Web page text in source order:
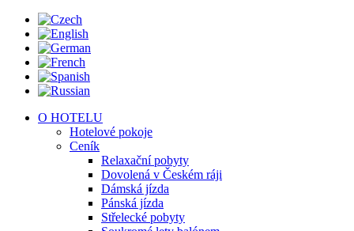
O HOTELU
Hotelové pokoje
Ceník
Relaxační pobyty
Dovolená v Českém ráji
Dámská jízda
Pánská jízda
Střelecké pobyty